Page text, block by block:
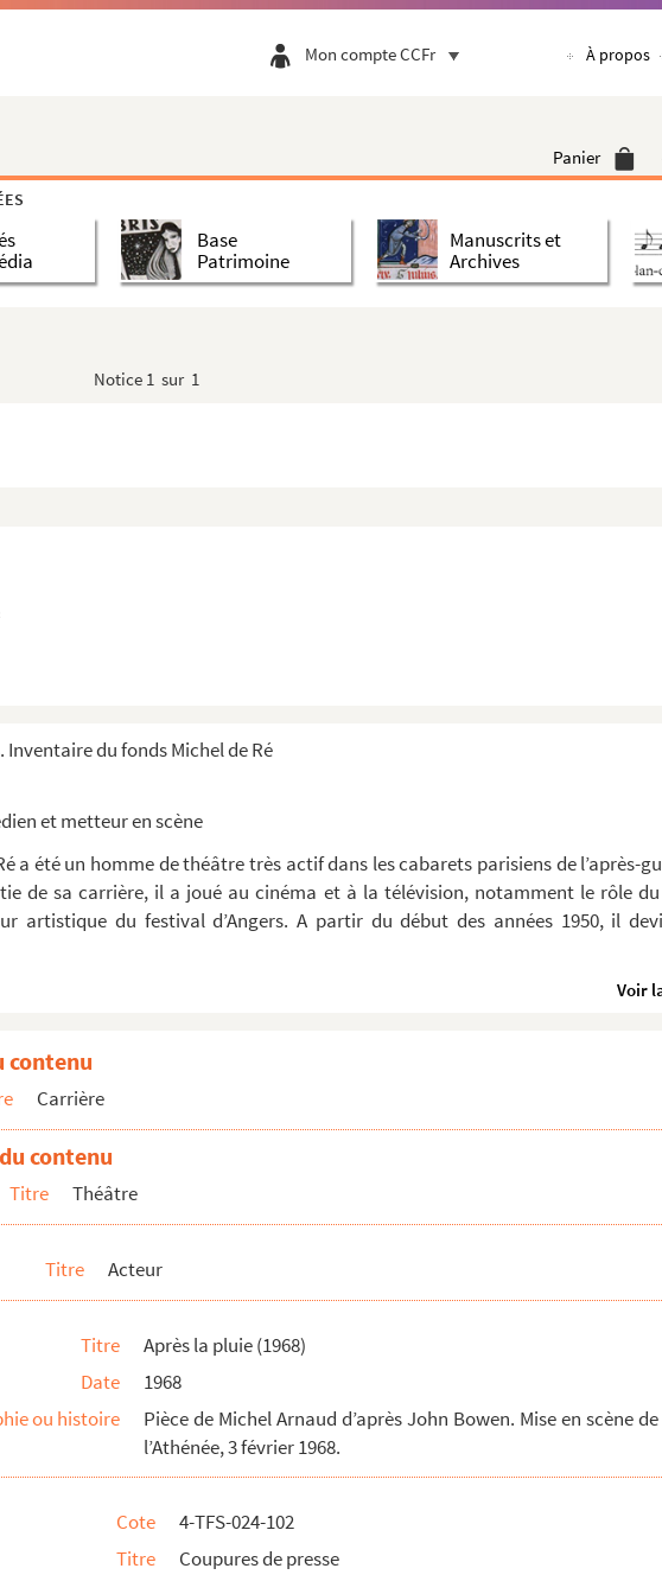
Mon compte CCFr À propos
Panier
Base
Patrimoine
Manuscrits et
Archives
Notice 1 sur 1
du fonds Michel de Ré
et metteur en scène
a été un homme de théâtre très actif dans les cabarets parisiens de l’après-
de sa carrière, il a joué au cinéma et à la télévision, notamment le rôle
artistique du festival d’Angers. A partir du début des années 1950, il
contenu
Carrière
contenu
Titre Théâtre
Titre Acteur
Titre
Après la pluie (1968)
Date
1968
ou histoire
Pièce de Michel Arnaud d’après John Bowen. Mise en scène
l’Athénée, 3 février 1968.
Cote
4-TFS-024-102
Titre
Coupures de presse